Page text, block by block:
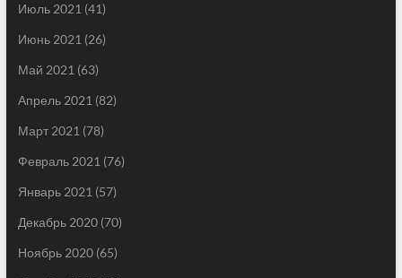
Июль 2021 (41)
Июнь 2021 (26)
Май 2021 (63)
Апрель 2021 (82)
Март 2021 (78)
Февраль 2021 (76)
Январь 2021 (57)
Декабрь 2020(70)
Ноябрь 2020(65)